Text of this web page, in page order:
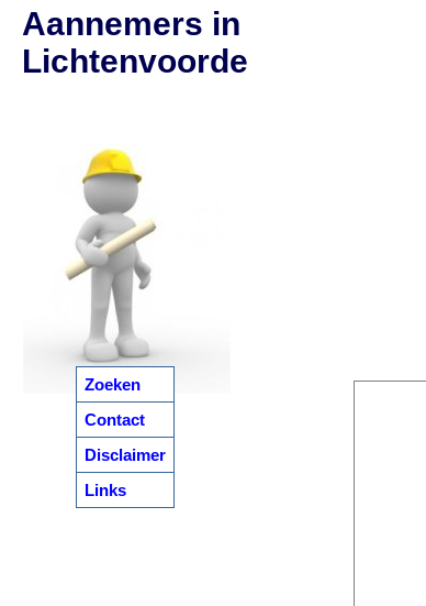
Zoeken
Contact
Disclaimer
Links
Aannemers in
Lichtenvoorde